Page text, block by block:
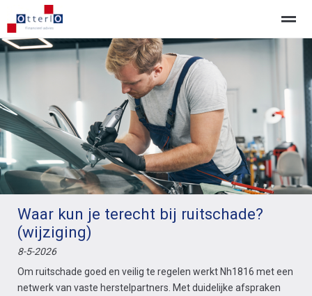
Home Nieuws Pagina's Locatie
Waar kun je terecht bij ruitschade?
(wijziging)
8-5-2026
Om ruitschade goed en veilig te regelen werkt Nh1816 met een
netwerk van vaste herstelpartners. Met duidelijke afspraken